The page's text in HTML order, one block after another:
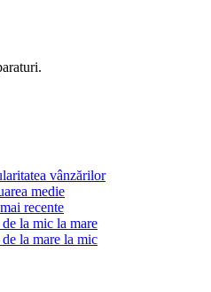
vânzărilor
medie
recente
la mic la mare
la mare la mic